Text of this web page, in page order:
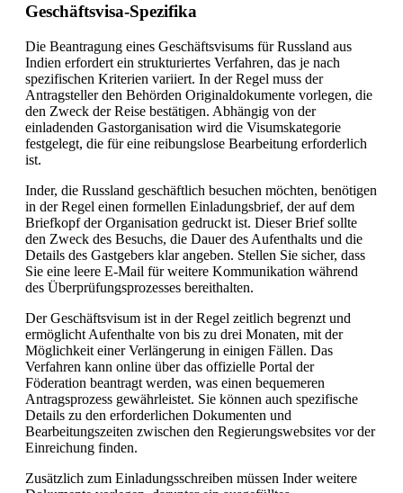
Geschäftsvisa-Spezifika
Die Beantragung eines Geschäftsvisums für Russland aus
Indien erfordert ein strukturiertes Verfahren, das je nach
spezifischen Kriterien variiert. In der Regel muss der
Antragsteller den Behörden Originaldokumente vorlegen, die
den Zweck der Reise bestätigen. Abhängig von der
einladenden Gastorganisation wird die Visumskategorie
festgelegt, die für eine reibungslose Bearbeitung erforderlich
ist.
Inder, die Russland geschäftlich besuchen möchten, benötigen
in der Regel einen formellen Einladungsbrief, der auf dem
Briefkopf der Organisation gedruckt ist. Dieser Brief sollte
den Zweck des Besuchs, die Dauer des Aufenthalts und die
Details des Gastgebers klar angeben. Stellen Sie sicher, dass
Sie eine leere E-Mail für weitere Kommunikation während
des Überprüfungsprozesses bereithalten.
Der Geschäftsvisum ist in der Regel zeitlich begrenzt und
ermöglicht Aufenthalte von bis zu drei Monaten, mit der
Möglichkeit einer Verlängerung in einigen Fällen. Das
Verfahren kann online über das offizielle Portal der
Föderation beantragt werden, was einen bequemeren
Antragsprozess gewährleistet. Sie können auch spezifische
Details zu den erforderlichen Dokumenten und
Bearbeitungszeiten zwischen den Regierungswebsites vor der
Einreichung finden.
Zusätzlich zum Einladungsschreiben müssen Inder weitere